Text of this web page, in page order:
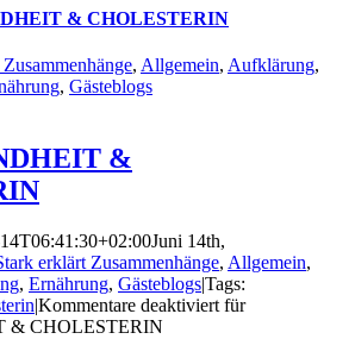
& CHOLESTERIN
, Allgemein, Aufklärung,
, Gästeblogs
&
Juni 14th,
erklärt Zusammenhänge, Allgemein,
, Ernährung, Gästeblogs|Tags:
|Kommentare deaktiviert für
& CHOLESTERIN